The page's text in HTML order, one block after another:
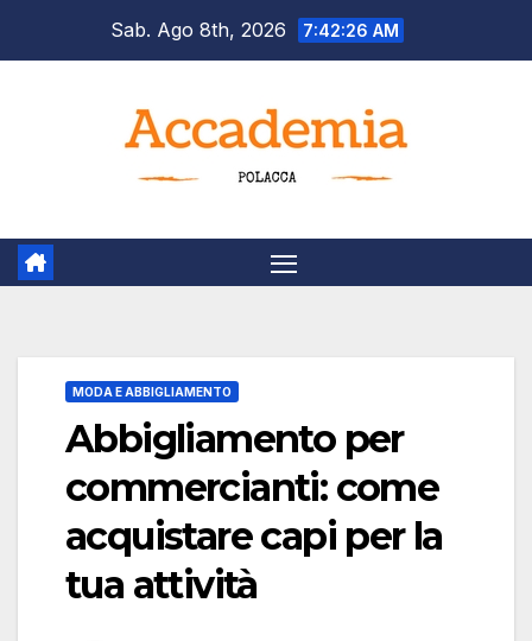
Sab. Ago 8th, 2026 7:42:27 AM
MODA E ABBIGLIAMENTO
Abbigliamento per
commercianti: come
acquistare capi per la
tua attività